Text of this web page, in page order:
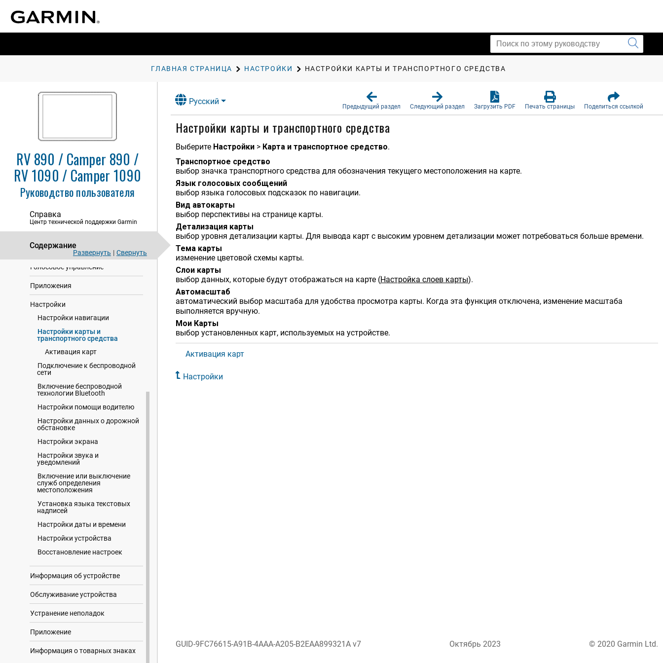
ГЛАВНАЯ СТРАНИЦА НАСТРОЙКИ НАСТРОЙКИ КАРТЫ И ТРАНСПОРТНОГО СРЕДСТВА
RV 890 / Camper 890 /
RV 1090 / Camper 1090
Руководство пользователя
Справка
Центр технической поддержки Garmin
Содержание
Развернуть | Свернуть
Начало работы
Функции оповещения водителя
Навигация к пункту назначения
Поиск и сохранение
Интерактивные службы, трафик и
Трафик
Голосовое управление
Приложения
Настройки
Настройки навигации
Настройки карты и
транспортного средства
Активация карт
Подключение к беспроводной
сети
Включение беспроводной
технологии Bluetooth
Настройки помощи водителю
Настройки данных о дорожной
обстановке
Настройки экрана
Настройки звука и
уведомлений
Включение или выключение
служб определения
местоположения
Установка языка текстовых
надписей
Настройки даты и времени
Настройки устройства
Восстановление настроек
Информация об устройстве
Обслуживание устройства
Устранение неполадок
Приложение
Информация о товарных знаках
Русский
Предыдущий раздел Следующий раздел Загрузить PDF Печать страницы Поделиться ссылкой
Настройки карты и транспортного средства
Выберите Настрой​ки > Карта и транспортное средство.
Транспортное средство
выбор значка транспортного средства для обозначения текущего местоположения на карте.
Язык голосовых сообщений
выбор языка голосовых подсказок по навигации.
Вид автокарты
выбор перспективы на странице карты.
Детализация карты
выбор уровня детализации карты. Для вывода карт с высоким уровнем детализации может потребоваться больше времени.
Тема карты
изменение цветовой схемы карты.
Слои карты
выбор данных, которые будут отображаться на карте (Настройка слоев карты).
Автомасштаб
автоматический выбор масштаба для удобства просмотра карты. Когда эта функция отключена, изменение масштаба
выполняется вручную.
Мои Карты
выбор установленных карт, используемых на устройстве.
Активация карт
Настройки
GUID-9FC76615-A91B-4AAA-A205-B2EAA899321A v7 Октябрь 2023 © 2020 Garmin Ltd.